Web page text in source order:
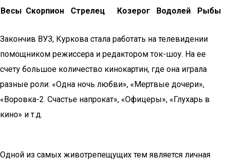
Весы Скорпион Стрелец Козерог Водолей Рыбы
Закончив ВУЗ, Куркова стала работать на телевидении
помощником режиссера и редактором ток-шоу. На ее
счету большое количество кинокартин, где она играла
разные роли: «Одна ночь любви», «Мертвые дочери»,
«Воровка-2. Счастье напрокат», «Офицеры», «Глухарь в
кино» и т.д.
Одной из самых животрепещущих тем является личная